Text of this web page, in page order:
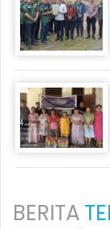
BERITA